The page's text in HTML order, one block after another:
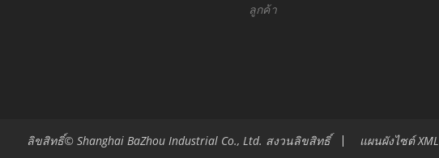
ลูกค้า
ลิขสิทธิ์© Shanghai BaZhou Industrial Co., Ltd. สงวนลิขสิทธิ์ แผนผังไซต์ XML